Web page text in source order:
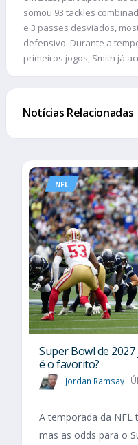
somou 93 tackles
e 3 passes desviados,
defensivo. Durante a
primeiros jogos, Smith já
Notícias Relacionadas
NFL
Super Bowl de
é o favorito?
Jordan Ramsay
A temporada da NFL
mas as odds para o